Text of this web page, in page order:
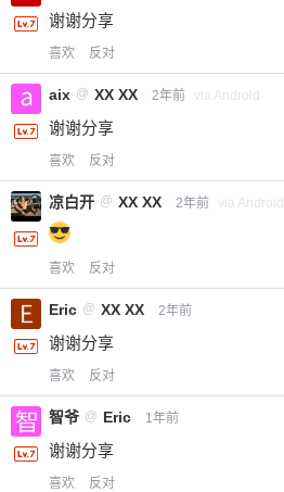
谢谢分享
喜欢 反对
aix @ XX XX 2年前 via Android
谢谢分享
喜欢 反对
凉白开 @ XX XX 2年前 via Android
喜欢 反对
Eric @ XX XX 2年前
谢谢分享
喜欢 反对
智爷 @ Eric 1年前
谢谢分享
喜欢 反对
限。
忘记密码？